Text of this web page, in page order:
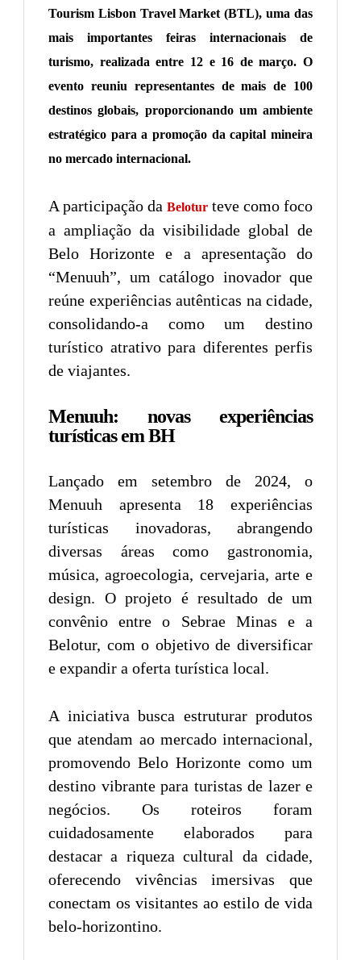
Tourism Lisbon Travel Market (BTL), uma das
mais importantes feiras internacionais de
turismo, realizada entre 12 e 16 de março. O
evento reuniu representantes de mais de 100
destinos globais, proporcionando um ambiente
estratégico para a promoção da capital mineira
no mercado internacional.
A participação da Belotur teve como foco
a ampliação da visibilidade global de
Belo Horizonte e a apresentação do
“Menuuh”, um catálogo inovador que
reúne experiências autênticas na cidade,
consolidando-a como um destino
turístico atrativo para diferentes perfis
de viajantes.
Menuuh: novas experiências
turísticas em BH
Lançado em setembro de 2024, o
Menuuh apresenta 18 experiências
turísticas inovadoras, abrangendo
diversas áreas como gastronomia,
música, agroecologia, cervejaria, arte e
design. O projeto é resultado de um
convênio entre o Sebrae Minas e a
Belotur, com o objetivo de diversificar
e expandir a oferta turística local.
A iniciativa busca estruturar produtos
que atendam ao mercado internacional,
promovendo Belo Horizonte como um
destino vibrante para turistas de lazer e
negócios. Os roteiros foram
cuidadosamente elaborados para
destacar a riqueza cultural da cidade,
oferecendo vivências imersivas que
conectam os visitantes ao estilo de vida
belo-horizontino.